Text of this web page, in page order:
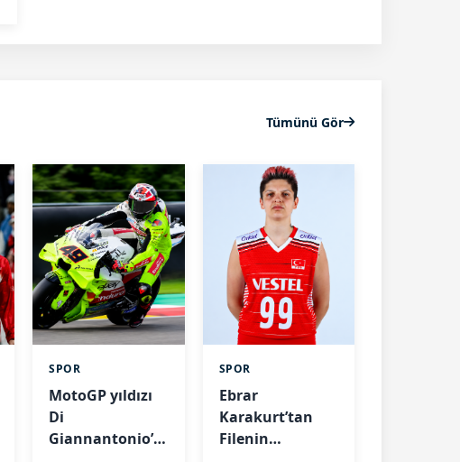
Tümünü Gör
SPOR
MotoGP yıldızı
Di
Giannantonio’dan
SPOR
Ebrar
Karakurt’tan
Filenin